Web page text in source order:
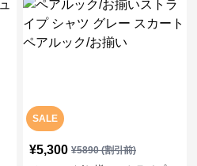
SALE
¥5,300 ¥5890(割引前)